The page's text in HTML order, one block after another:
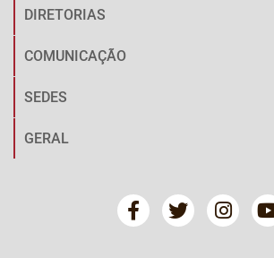
DIRETORIAS
COMUNICAÇÃO
SEDES
GERAL